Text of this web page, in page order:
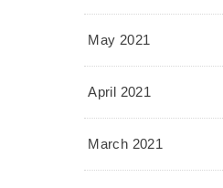
May 2021
April 2021
March 2021